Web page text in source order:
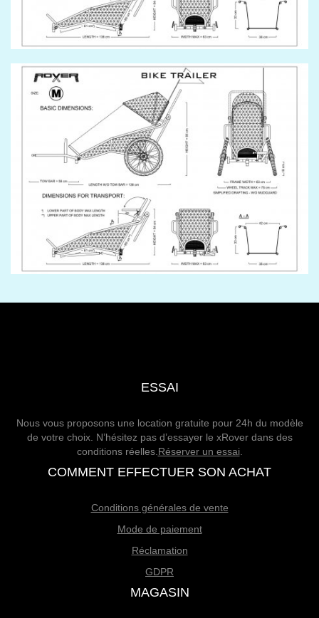
ESSAI
Nous vous proposons une location gratuite pour 24h du modèle
de votre choix. N’hésitez pas d’essayer le xRover dans des
conditions réelles. Réserver un essai
COMMENT EFFECTUER SON ACHAT
Conditions générales de vente
Mode de paiement
Réclamation
GDPR
MAGASIN